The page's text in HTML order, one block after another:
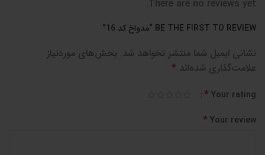
There are no reviews yet.
BE THE FIRST TO REVIEW “مدواخ کد 16”
نشانی ایمیل شما منتشر نخواهد شد. بخش‌های موردنیاز
علامت‌گذاری شده‌اند *
Your rating
*
Your review
*